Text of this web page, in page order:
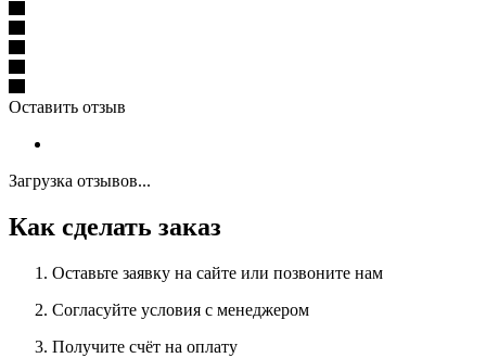
Оставить отзыв
Загрузка отзывов...
Как сделать заказ
Оставьте заявку на сайте или позвоните нам
Согласуйте условия с менеджером
Получите счёт на оплату